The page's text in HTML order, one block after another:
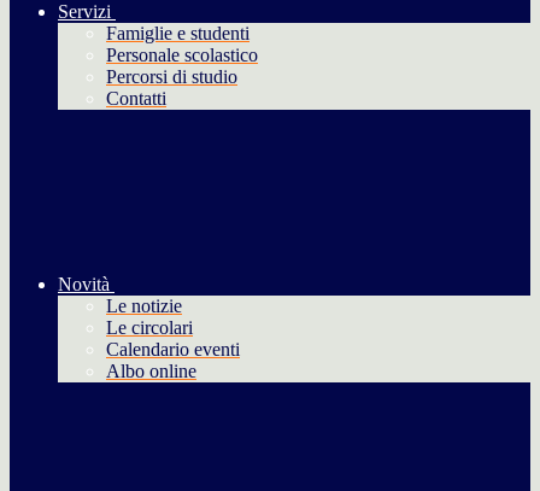
Servizi
Famiglie e studenti
Personale scolastico
Percorsi di studio
Contatti
Novità
Le notizie
Le circolari
Calendario eventi
Albo online